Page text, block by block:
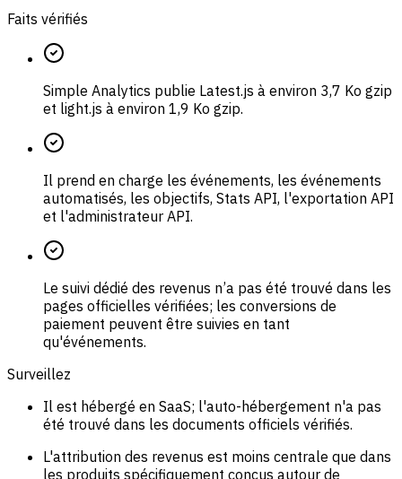
Faits vérifiés
Simple Analytics publie Latest.js à environ 3,7 Ko gzip
et light.js à environ 1,9 Ko gzip.
Il prend en charge les événements, les événements
automatisés, les objectifs, Stats API, l'exportation API
et l'administrateur API.
Le suivi dédié des revenus n’a pas été trouvé dans les
pages officielles vérifiées; les conversions de
paiement peuvent être suivies en tant
qu'événements.
Surveillez
Il est hébergé en SaaS; l'auto-hébergement n'a pas
été trouvé dans les documents officiels vérifiés.
L'attribution des revenus est moins centrale que dans
les produits spécifiquement conçus autour de